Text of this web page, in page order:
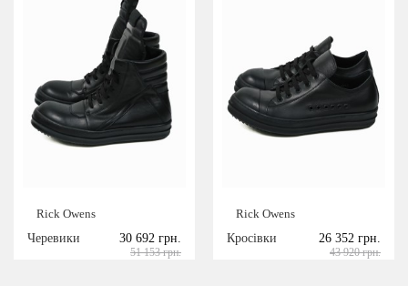
Rick Owens
Черевики
30 692 грн.
51 153 грн.
Rick Owens
Кросівки
26 352 грн.
43 920 грн.